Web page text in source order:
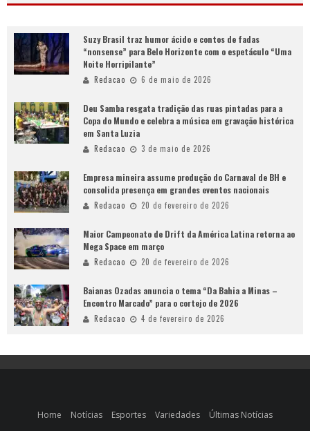
Suzy Brasil traz humor ácido e contos de fadas
“nonsense” para Belo Horizonte com o espetáculo “Uma
Noite Horripilante”
Redacao 6 de maio de 2026
Deu Samba resgata tradição das ruas pintadas para a
Copa do Mundo e celebra a música em gravação histórica
em Santa Luzia
Redacao 3 de maio de 2026
Empresa mineira assume produção do Carnaval de BH e
consolida presença em grandes eventos nacionais
Redacao 20 de fevereiro de 2026
Maior Campeonato de Drift da América Latina retorna ao
Mega Space em março
Redacao 20 de fevereiro de 2026
Baianas Ozadas anuncia o tema “Da Bahia a Minas –
Encontro Marcado” para o cortejo de 2026
Redacao 4 de fevereiro de 2026
Home Notícias Esportes Variedades Últimas Notícias